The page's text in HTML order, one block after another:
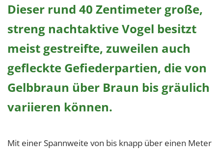
Dieser rund 40 Zentimeter große,
streng nachtaktive Vogel besitzt
meist gestreifte, zuweilen auch
gefleckte Gefiederpartien, die von
Gelbbraun über Braun bis gräulich
variieren können.
Mit einer Spannweite von bis knapp über einen Meter